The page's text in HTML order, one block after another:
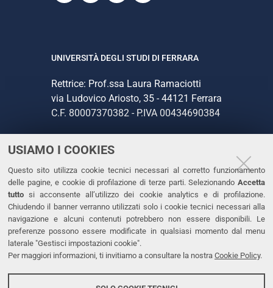
USIAMO I COOKIES
Questo sito utilizza cookie tecnici necessari al corretto funzionamento
delle pagine, e cookie di profilazione di terze parti. Selezionando Accetta
tutto si acconsente all’utilizzo dei cookie analytics e di profilazione.
Chiudendo il banner verranno utilizzati solo i cookie tecnici necessari alla
navigazione e alcuni contenuti potrebbero non essere disponibili. Le
preferenze possono essere modificate in qualsiasi momento dal menu
laterale "Gestisci impostazioni cookie".
Per maggiori informazioni, ti invitiamo a consultare la nostra Cookie Policy.
UNIVERSITÀ DEGLI STUDI DI FERRARA
Rettrice: Prof.ssa Laura Ramaciotti
via Ludovico Ariosto, 35 - 44121 Ferrara
C.F. 80007370382 - P.IVA 00434690384
CONTATTI
Tel. +39 0532 293111
Fax. +39 0532 293031
PEC
LINKS
Dichiarazione di accessibilità